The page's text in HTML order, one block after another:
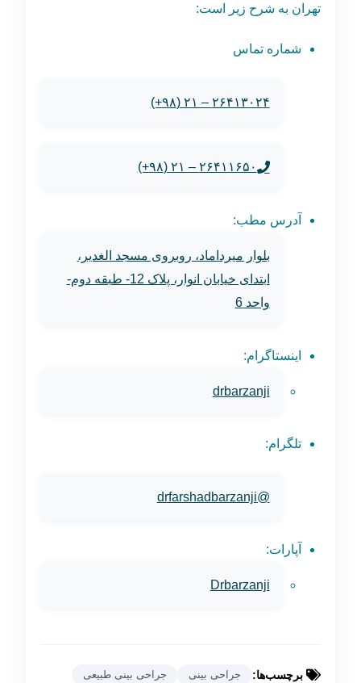
تهران به شرح زیر است:
شماره تماس
۲۶۴۱۳۰۲۴ – ۲۱ (۹۸+)
۲۶۴۱۱۶۵۰ – ۲۱ (۹۸+)
آدرس مطب:
بلوار میرداماد، روبروی مسجد الغدیر،
ابتدای خیابان انوار، پلاک 12- طبقه دوم-
واحد 6
اینستاگرام:
drbarzanji
تلگرام:
@drfarshadbarzanji
آپارات:
Drbarzanji
برچسب‌ها: جراحی بینی
جراحی بینی طبیعی